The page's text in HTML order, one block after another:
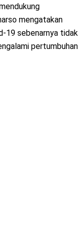
mengatakan
19 sebenarnya tidak
pertumbuhan